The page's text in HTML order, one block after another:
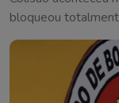
bloqueou